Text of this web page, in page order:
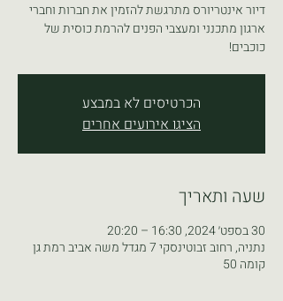
דיור אינטריורס מתרגשת להזמין את חברות וחברי
ארגון מתכנני ומעצבי הפנים להרמת כוסית של
כוכבים!
הכרטיסים לא במבצע
הציגו אירועים אחרים
שעה ותאריך
30 בספט׳ 2024, 16:30 – 20:20
נתניה, רחוב זבוטינסקי 7 מגדל משה אביב רמת גן
קומה 50